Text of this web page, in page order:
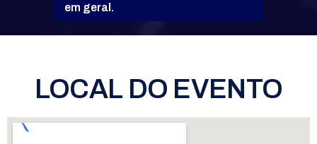
em geral.
LOCAL DO EVENTO